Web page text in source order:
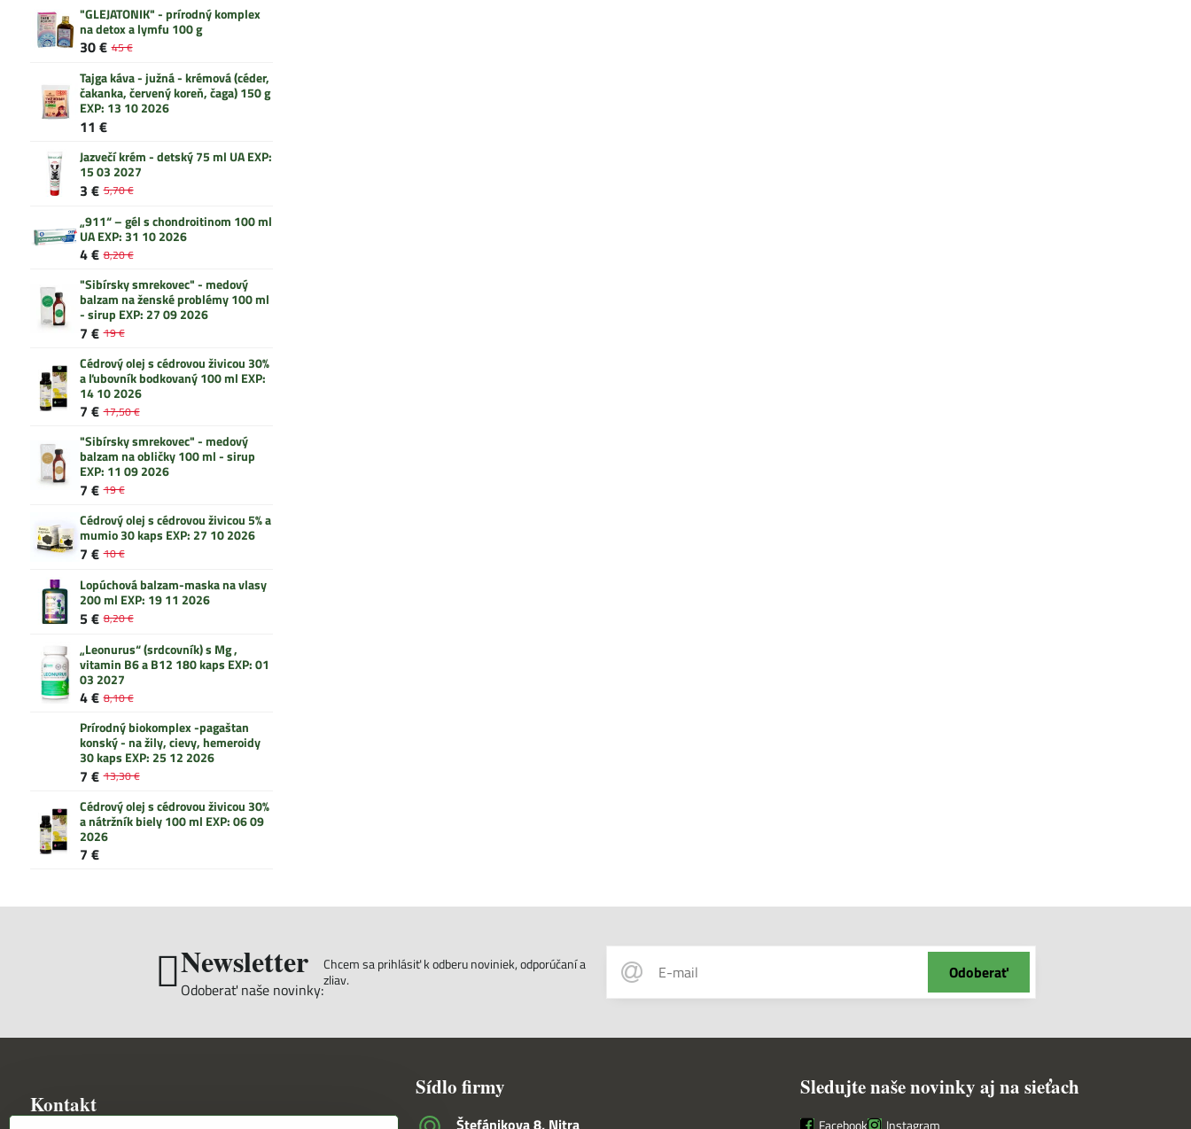
"GLEJATONIK" - prírodný komplex
na detox a lymfu 100 g
30 € 45 €
Tajga káva - južná - krémová (céder,
čakanka, červený koreň, čaga) 150 g
EXP: 13 10 2026
11 €
Jazvečí krém - detský 75 ml UA EXP:
15 03 2027
3 € 5,70 €
„911“ – gél s chondroitinom 100 ml
UA EXP: 31 10 2026
4 € 8,20 €
"Sibírsky smrekovec" - medový
balzam na ženské problémy 100 ml
- sirup EXP: 27 09 2026
7 € 19 €
Cédrový olej s cédrovou živicou 30%
a ľubovník bodkovaný 100 ml EXP:
14 10 2026
7 € 17,50 €
"Sibírsky smrekovec" - medový
balzam na obličky 100 ml - sirup
EXP: 11 09 2026
7 € 19 €
Cédrový olej s cédrovou živicou 5% a
mumio 30 kaps EXP: 27 10 2026
7 € 10 €
Lopúchová balzam-maska na vlasy
200 ml EXP: 19 11 2026
5 € 8,20 €
„Leonurus“ (srdcovník) s Mg ,
vitamin B6 a B12 180 kaps EXP: 01
03 2027
4 € 8,10 €
Prírodný biokomplex -pagaštan
konský - na žily, cievy, hemeroidy
30 kaps EXP: 25 12 2026
7 € 13,30 €
Cédrový olej s cédrovou živicou 30%
a nátržník biely 100 ml EXP: 06 09
2026
7 €
Newsletter
Odoberať naše novinky:
Odoberať
Chcem sa prihlásiť k odberu noviniek, odporúčaní a
zliav.
Kontakt
Sídlo firmy
Štefánikova 8, Nitra
Sledujte naše novinky aj na sieťach
Facebook Instagram